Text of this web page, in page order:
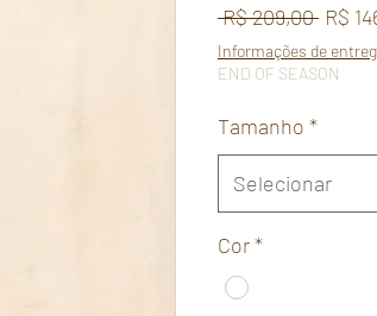
R$ 209,00 Preço
normal
R$
Informações de
END OF SEASON
Tamanho *
Selecionar
Cor*